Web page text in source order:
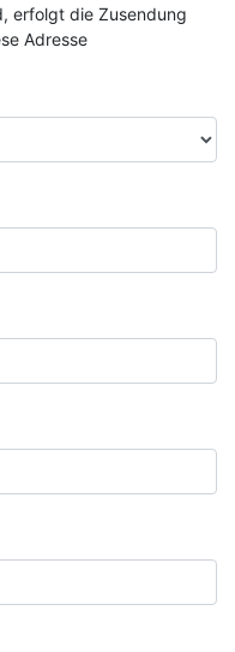
erfolgt die Zusendung
Adresse